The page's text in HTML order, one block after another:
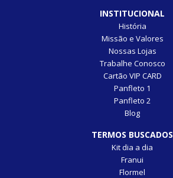
INSTITUCIONAL
História
Missão e Valores
Nossas Lojas
Trabalhe Conosco
Cartão VIP CARD
Panfleto 1
Panfleto 2
Blog
TERMOS BUSCADOS
Kit dia a dia
Franui
Flormel